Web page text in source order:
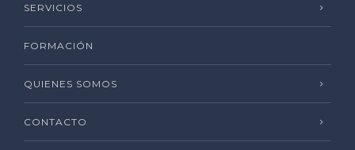
SERVICIOS
FORMACIÓN
QUIENES SOMOS
CONTACTO